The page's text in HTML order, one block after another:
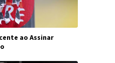
ao Assinar